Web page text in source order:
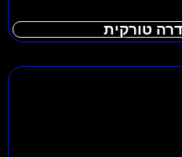
טורקית